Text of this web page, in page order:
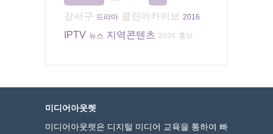
강서구 드라마 클린아카이브 2016
IPTV 뉴스 지역콘텐츠 2024 홍보
미디어아웃렛
미디어아웃렛은 디지털 미디어 교육을 통하여 빠